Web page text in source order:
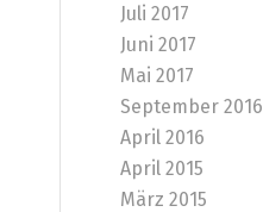
Juli 2017
Juni 2017
Mai 2017
September 2016
April 2016
April 2015
März 2015